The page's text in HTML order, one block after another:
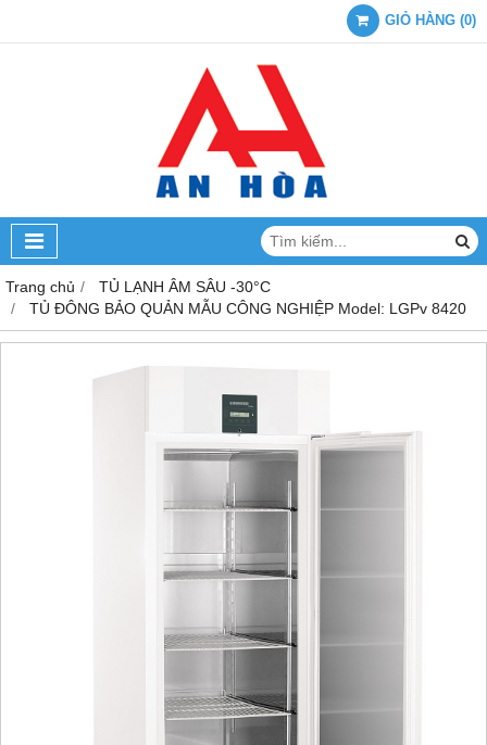
GIỎ HÀNG (0)
Trang chủ
TỦ LẠNH ÂM SÂU -30°C
TỦ ĐÔNG BẢO QUẢN MẪU CÔNG NGHIỆP Model: LGPv 8420